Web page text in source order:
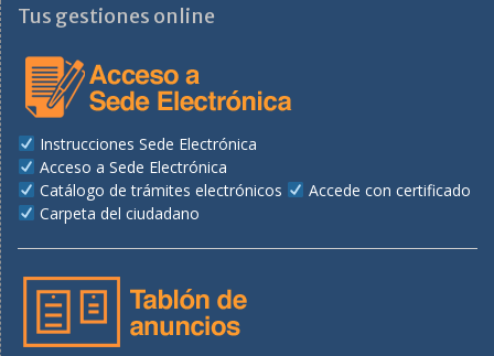
Tus gestiones online
Instrucciones Sede Electrónica
Acceso a Sede Electrónica
Catálogo de trámites electrónicos
Accede con certificado
Carpeta del ciudadano